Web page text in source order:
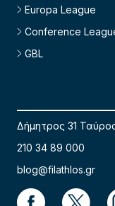
Europa League
Conference
GBL
Δήμητρος 31
210 34 89 000
blog@filathlos.gr